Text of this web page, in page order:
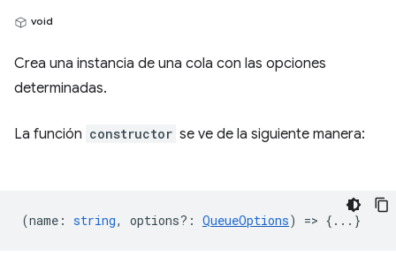
void
Crea una instancia de una cola con las opciones
determinadas.
La función constructor se ve de la siguiente manera:
(name : string, options? : QueueOptions) => {...}